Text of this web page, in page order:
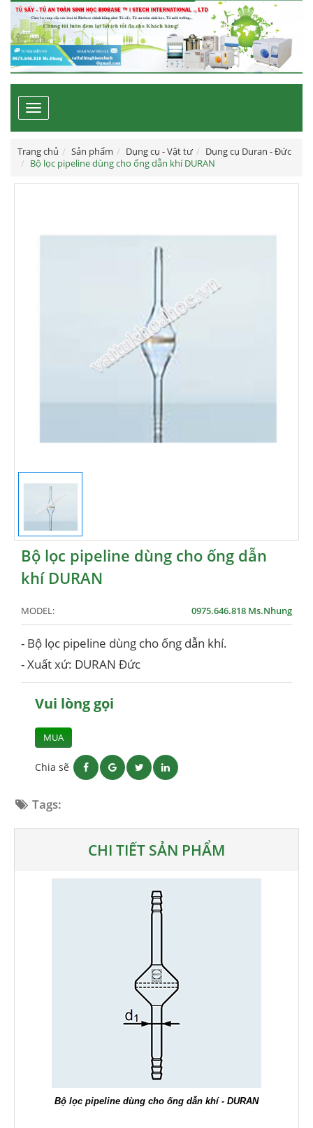
Toggle
navigation
Trang chủ Sản phẩm Dụng cụ - Vật tư
Dụng cụ Duran - Đức
Bộ lọc pipeline dùng cho ống dẫn khí DURAN
Bộ lọc pipeline dùng cho ống dẫn
khí DURAN
MODEL: 0975.646.818 Ms.Nhung
- Bộ lọc pipeline dùng cho ống dẫn khí.
- Xuất xứ: DURAN Đức
Vui lòng gọi
MUA
Chia sẽ
Tags:
CHI TIẾT SẢN PHẨM
Bộ lọc pipeline dùng cho ống dẫn khí - DURAN